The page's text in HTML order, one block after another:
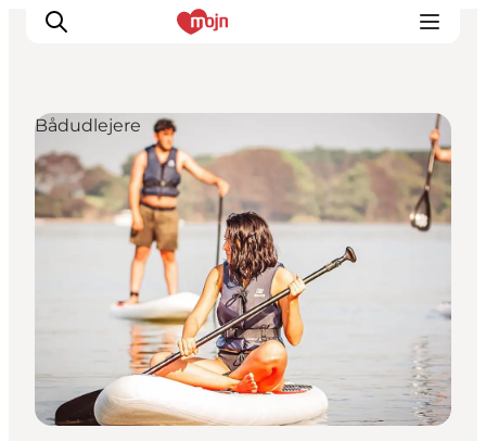
Oplevelser
Byer & Steder
Det sker
Overnatning
Planlæg din ferie
Booking
Bådudlejere